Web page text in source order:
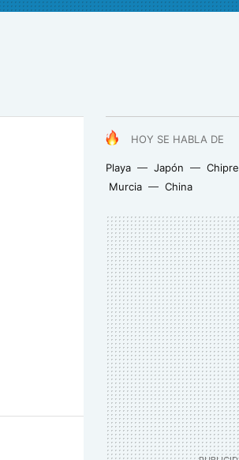
HOY SE HABLA DE
Playa Japón Chipre
Murcia
China